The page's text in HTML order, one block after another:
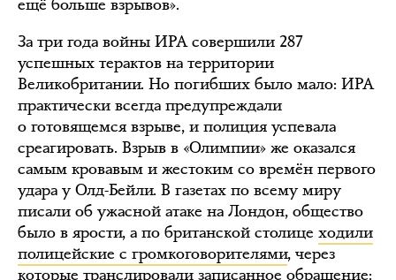
За три года войны ИРА совершили 287
успешных терактов на территории
Великобритании. Но погибших было мало: ИРА
практически всегда предупреждали
о готовящемся взрыве, и полиция успевала
среагировать. Взрыв в «Олимпии» же оказался
самым кровавым и жестоким со времён первого
удара у Олд-Бейли. В газетах по всему миру
писали об ужасной атаке на Лондон, общество
было в ярости, а по британской столице ходили
полицейские с громкоговорителями, через
которые транслировали записанное обращение: